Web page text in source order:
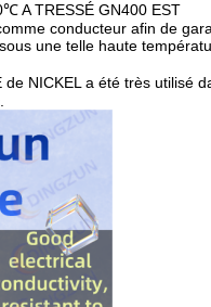
A TRESSÉ GN400 EST
conducteur afin de
une telle haute
NICKEL a été très utilisé